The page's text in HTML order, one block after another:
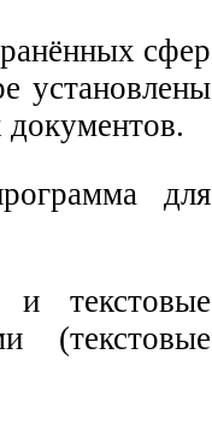
сфер
установлены
документов.
для
и текстовые
(текстовые